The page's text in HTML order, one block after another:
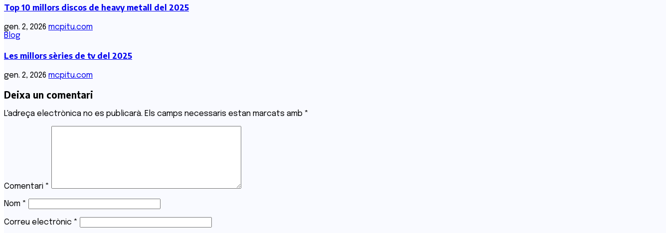
Top 10 millors discos de heavy metall del 2025
gen. 2, 2026 mcpitu.com
Blog
Les millors sèries de tv del 2025
gen. 2, 2026 mcpitu.com
Deixa un comentari
L'adreça electrònica no es publicarà. Els camps necessaris estan marcats amb *
Comentari *
Nom *
Correu electrònic *